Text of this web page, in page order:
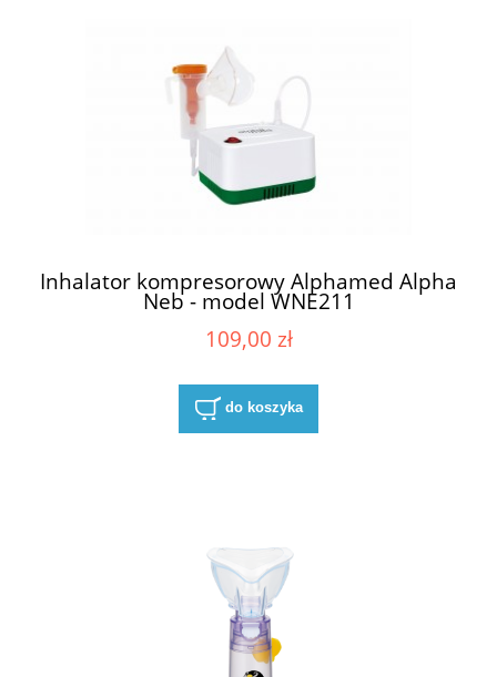
Inhalator kompresorowy Alphamed Alpha
Neb - model WNE211
109,00 zł
do koszyka